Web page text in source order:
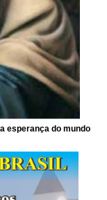
esperança do mundo